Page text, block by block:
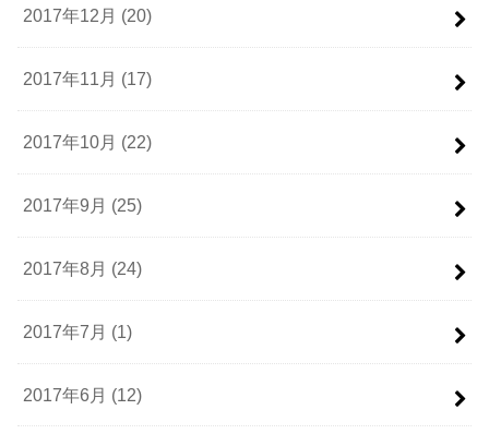
2017年12月 (20)
2017年11月 (17)
2017年10月 (22)
2017年9月 (25)
2017年8月 (24)
2017年7月 (1)
2017年6月 (12)